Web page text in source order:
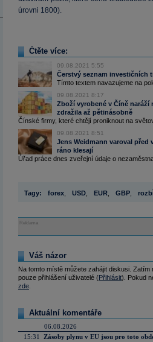
úrovni 1800).
Čtěte více:
09.08.2021 5:55
Čerstvý seznam investičních
Tímto textem navazujeme na
09.08.2021 8:17
Zboží vyrobené v Číně naráží
zdražila až pětinásobně
Čínské firmy, které chtějí proniknout na
09.08.2021 8:51
Jens Weidmann varoval
ráno klesají
Úřad práce dnes zveřejní údaje o
Tagy: forex USD EUR GBP
Reklama
Váš názor
Na tomto místě můžete zahájit diskusi.
pouze přihlášení uživatelé (Přihlásit). Pokud
zde
Aktuální komentáře
06.08.2026
15:31
Zásoby plynu v EU jsou pro toto